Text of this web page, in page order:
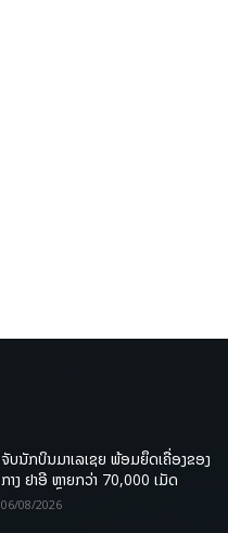
ຈັບນັກບິນມາເລເຊຍ ພ້ອມຍຶດເຄື່ອງຂອງ
ກາງ ຢາອີ ຫຼາຍກວ່າ 70,000 ເມັດ
06/08/2026